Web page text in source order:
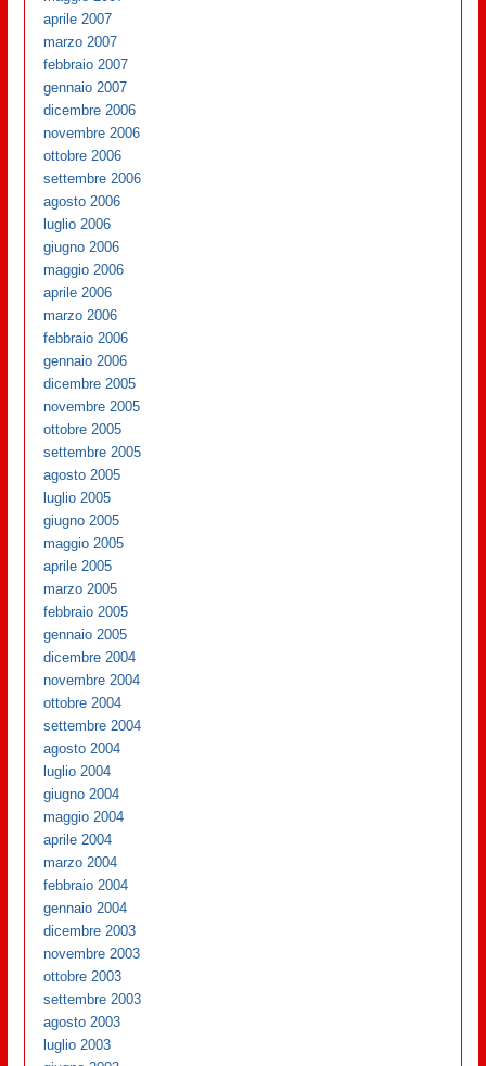
aprile 2007
marzo 2007
febbraio 2007
gennaio 2007
dicembre 2006
novembre 2006
ottobre 2006
settembre 2006
agosto 2006
luglio 2006
giugno 2006
maggio 2006
aprile 2006
marzo 2006
febbraio 2006
gennaio 2006
dicembre 2005
novembre 2005
ottobre 2005
settembre 2005
agosto 2005
luglio 2005
giugno 2005
maggio 2005
aprile 2005
marzo 2005
febbraio 2005
gennaio 2005
dicembre 2004
novembre 2004
ottobre 2004
settembre 2004
agosto 2004
luglio 2004
giugno 2004
maggio 2004
aprile 2004
marzo 2004
febbraio 2004
gennaio 2004
dicembre 2003
novembre 2003
ottobre 2003
settembre 2003
agosto 2003
luglio 2003